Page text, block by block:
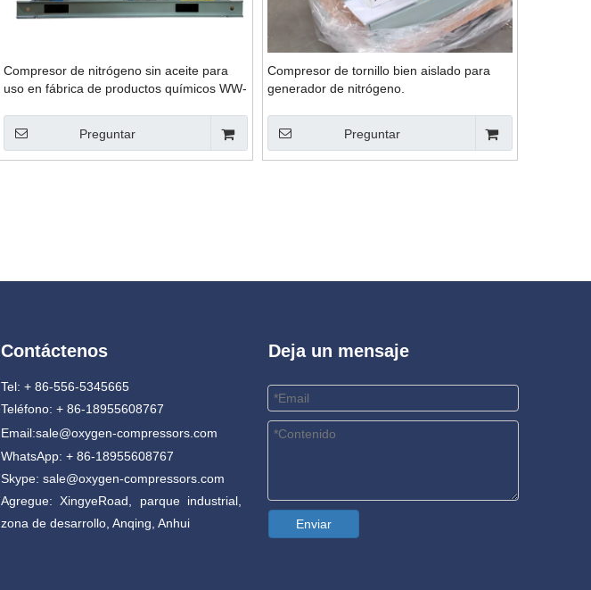
Compresor de nitrógeno sin aceite para
uso en fábrica de productos químicos WW-
Preguntar
Compresor de tornillo bien aislado para
generador de nitrógeno.
Preguntar
Contáctenos
Tel: + 86-556-5345665
Teléfono: + 86-18955608767
Email:sale@oxygen-compressors.com
WhatsApp: + 86-18955608767
Skype: sale@oxygen-compressors.com
Agregue: XingyeRoad, parque industrial,
zona de desarrollo, Anqing, Anhui
Deja un mensaje
Enviar